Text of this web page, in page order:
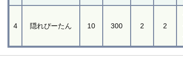
4 隠れぴーたん 10 300 2 2